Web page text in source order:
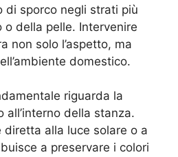
di sporco negli strati più
della pelle. Intervenire
non solo l’aspetto, ma
domestico.
riguarda la
all’interno della stanza.
diretta alla luce solare o a
a preservare i colori